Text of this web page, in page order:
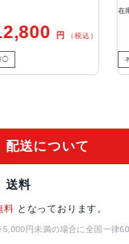
2017年9
円 （税込）
◯
在
配送について
送料
料 となっております。
円未満の場合に全国一律